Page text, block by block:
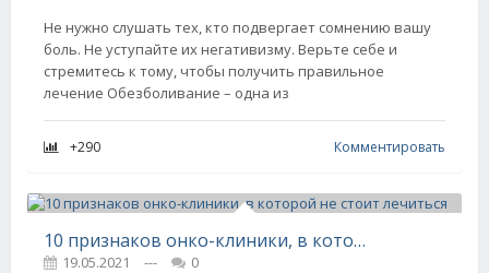
Не нужно слушать тех, кто подвергает сомнению вашу
боль. Не уступайте их негативизму. Верьте себе и
стремитесь к тому, чтобы получить правильное
лечение Обезболивание – одна из
+290 Комментировать
10 признаков онко-клиники, в которой не стоит лечиться
19.05.2021 ---
0